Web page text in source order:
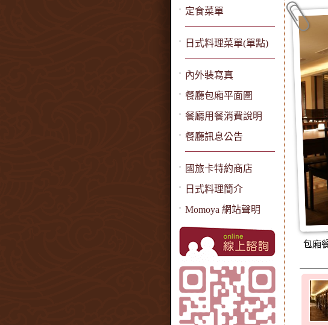
定食菜單
日式料理菜單(單點)
內外裝寫真
餐廳包廂平面圖
餐廳用餐消費說明
餐廳訊息公告
國旅卡特約商店
日式料理簡介
Momoya 網站聲明
包廂